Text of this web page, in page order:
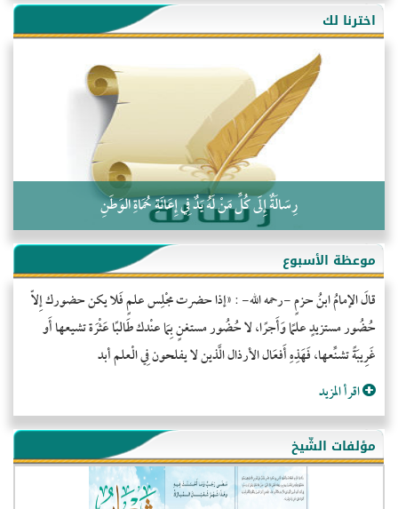
أُسُـسُ بَـيْـتِ الـمُسْـلِمِ
التَّعْلِيمُ القُرْآنِي
كلمة إلى إخواني السلفيين في الجزائر
اخترنا لك
رِسَالَةٌ إِلَى كُلِّ مَنْ لَهُ يَدٌ فِي إِعَانَةِ حُمَاةِ الوَطَنِ
موعظة الأسبوع
قالَ الإمامُ ابنُ حزمٍ -رحمه الله- : «إذا حضرت مجْلِس علمٍ فَلا يكن حضورك إِلاّ
حُضُور مستزيدٍ علمًا وَأَجرًا، لا حُضُور مستغنٍ بِمَا عنْدك طَالبًا عَثْرَة تشيعها أَو
غَرِيبَةً تشنِّعها، فَهَذِهِ أَفعَال الأرذال الَّذين لا يفلحون فِي الْعلم أبد
اقرأ المزيد
مؤلفات الشّيخ